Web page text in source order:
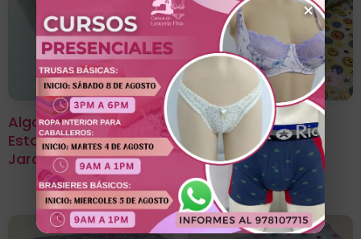
Algodon Licrado
Estampado Diseño
Jardin Amarillo
Algodon Licrado
Estampado Diseño
Emoji Ambar
×